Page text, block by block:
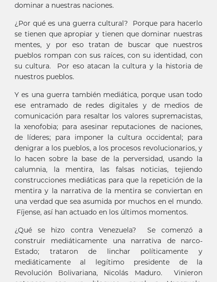
dominar a nuestras naciones.
¿Por qué es una guerra cultural? Porque para hacerlo
se tienen que apropiar y tienen que dominar nuestras
mentes, y por eso tratan de buscar que nuestros
pueblos rompan con sus raíces, con su identidad, con
su cultura. Por eso atacan la cultura y la historia de
nuestros pueblos.
Y es una guerra también mediática, porque usan todo
ese entramado de redes digitales y de medios de
comunicación para resaltar los valores supremacistas,
la xenofobia; para asesinar reputaciones de naciones,
de líderes; para imponer la cultura occidental; para
denigrar a los pueblos, a los procesos revolucionarios, y
lo hacen sobre la base de la perversidad, usando la
calumnia, la mentira, las falsas noticias, tejiendo
construcciones mediáticas para que la repetición de la
mentira y la narrativa de la mentira se conviertan en
una verdad que sea asumida por muchos en el mundo.
Fíjense, así han actuado en los últimos momentos.
¿Qué se hizo contra Venezuela? Se comenzó a
construir mediáticamente una narrativa de narco-
Estado; trataron de linchar políticamente y
mediáticamente al legítimo presidente de la
Revolución Bolivariana, Nicolás Maduro. Vinieron